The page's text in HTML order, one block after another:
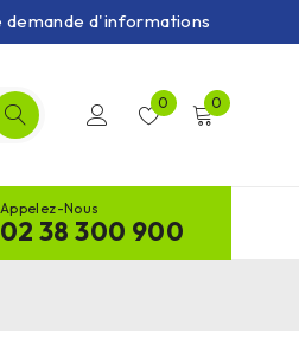
d'informations
0 0
Appelez-Nous
02 38 300 900